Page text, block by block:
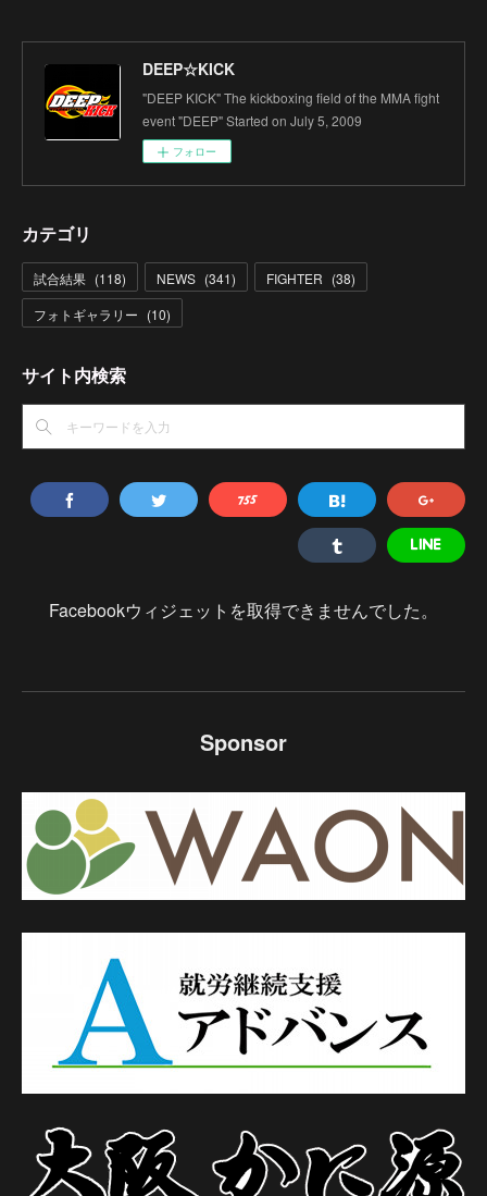
DEEP☆KICK
"DEEP KICK" The kickboxing field of the MMA fight
event "DEEP" Started on July 5, 2009
フォロー
カテゴリ
試合結果 (118) NEWS (341) FIGHTER (38)
フォトギャラリー (10)
サイト内検索
Facebookウィジェットを取得できませんでした。
Sponsor